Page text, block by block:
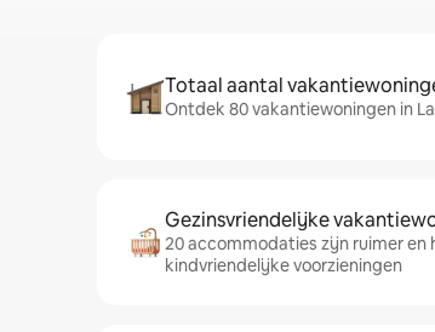
Totaal aantal
Ontdek 80 vakantiewoningen in
Gezinsvriendelijke
20 accommodaties zijn ruimer en
kindvriendelijke voorzieningen